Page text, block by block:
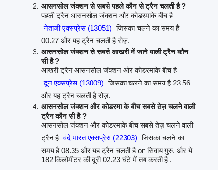
आसनसोल जंक्शन से सबसे पहले कौन से ट्रैन चलती है ?
पहली ट्रैन आसनसोल जंक्शन और कोडरमाके बीच है
नेताजी एक्सप्रेस (13051) जिसका चलने का समय है
00.27 और यह ट्रैन चलती है रोज़.
आसनसोल जंक्शन से सबसे आखरी में जाने वाली ट्रैन कौन
सी है ?
आखरी ट्रैन आसनसोल जंक्शन और कोडरमाके बीच है
दून एक्सप्रेस (13009) जिसका चलने का समय है 23.56
और यह ट्रैन चलती है रोज़.
आसनसोल जंक्शन और कोडरमा के बीच सबसे तेज़ चलने वाली
ट्रैन कौन सी है ?
आसनसोल जंक्शन और कोडरमाके बीच सबसे तेज़ चलने वाली
ट्रैन है वंदे भारत एक्सप्रेस (22303) जिसका चलने का
समय है 08.35 और यह ट्रैन चलती है on सिवाय गुरु. और ये
182 किलोमीटर की दूरी 02.23 घंटे में तय करती है .